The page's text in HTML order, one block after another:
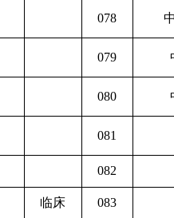
078
079
080
081
082
临床 083